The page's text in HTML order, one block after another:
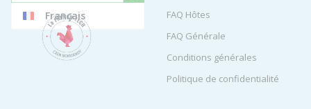
Français
FAQ Hôtes
FAQ Générale
Conditions générales
Politique de confidentialité